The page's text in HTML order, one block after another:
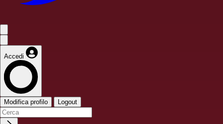
Accedi
Modifica profilo Logout